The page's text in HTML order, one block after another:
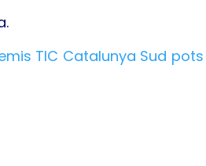
TIC Catalunya Sud